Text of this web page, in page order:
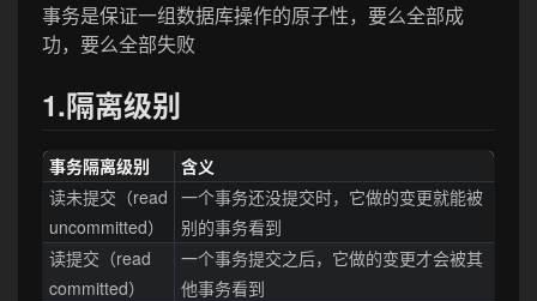
事务是保证一组数据库操作的原子性，要么全部成
功，要么全部失败
1.隔离级别
事务隔离级别
含义
读未提交（read
uncommitted）
一个事务还没提交时，它做的变更就能被
别的事务看到
读提交（read
committed）
一个事务提交之后，它做的变更才会被其
他事务看到